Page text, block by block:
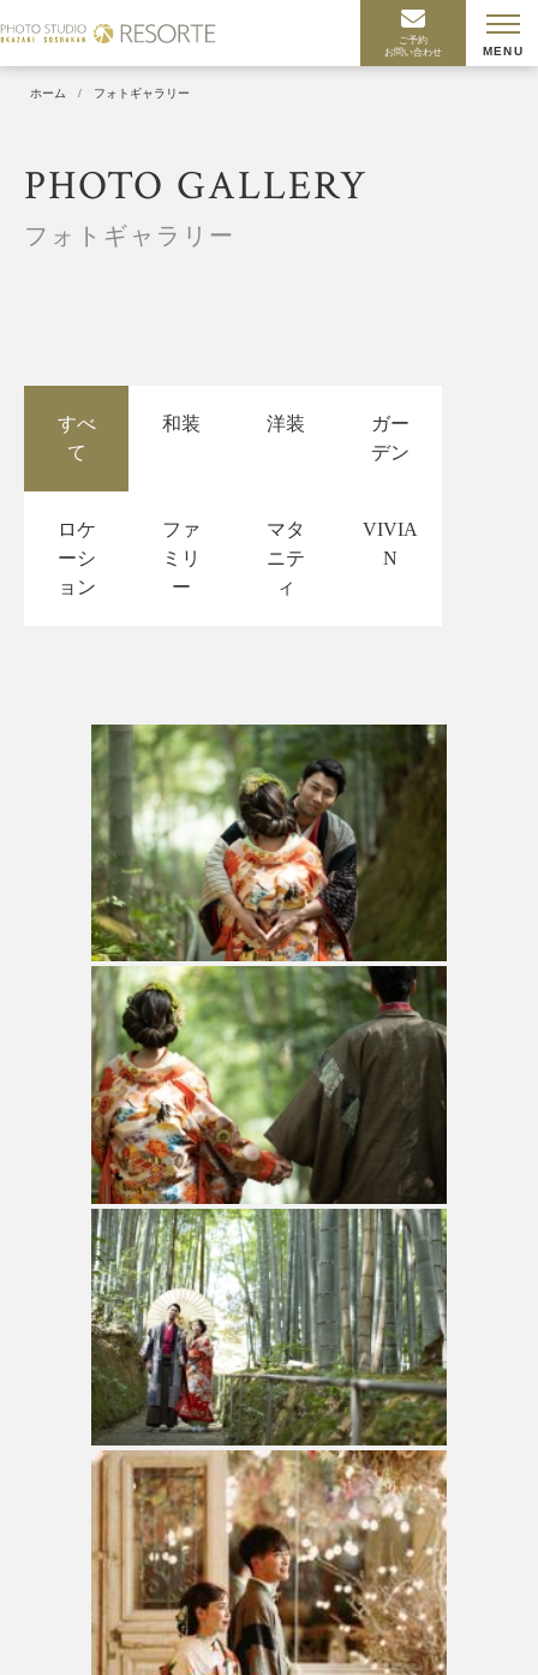
ご予約
お問い合わせ
ホーム / フォトギャラリー
フォトギャラリー
すべ
て
和装 洋装
ガー
デン
ロケ
ーシ
ョン
ファ
ミリ
ー
マタ
ニテ
ィ
VIVIA
N